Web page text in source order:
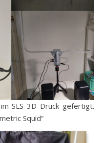
SLS 3D Druck gefertigt.
Squid“